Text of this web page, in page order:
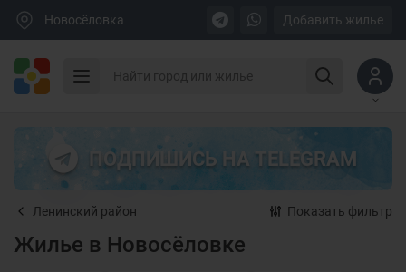
Новосёловка Добавить жилье
ПОДПИШИСЬ НА TELEGRAM
Ленинский район Показать фильтр
Жилье в Новосёловке